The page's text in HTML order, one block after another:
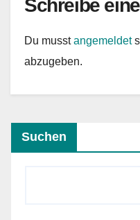
Schreibe
Du musstangemeldet
abzugeben.
Suchen